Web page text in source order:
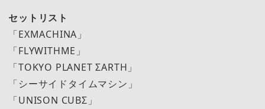
セットリスト
「EXMACHINA」
「FLYWITHME」
「TOKYO PLANET ΣARTH」
「シーサイドタイムマシン」
「UNISON CUBΣ」